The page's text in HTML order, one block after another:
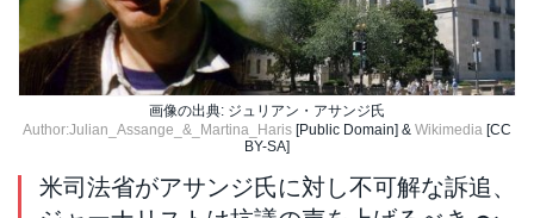
画像の出典: ジュリアン・アサンジ氏
Author:Julian_Assange_&_Martina_Haris [Public Domain] & Wikimedia [CC
BY-SA]
米司法省がアサンジ氏に対し不可解な訴追、